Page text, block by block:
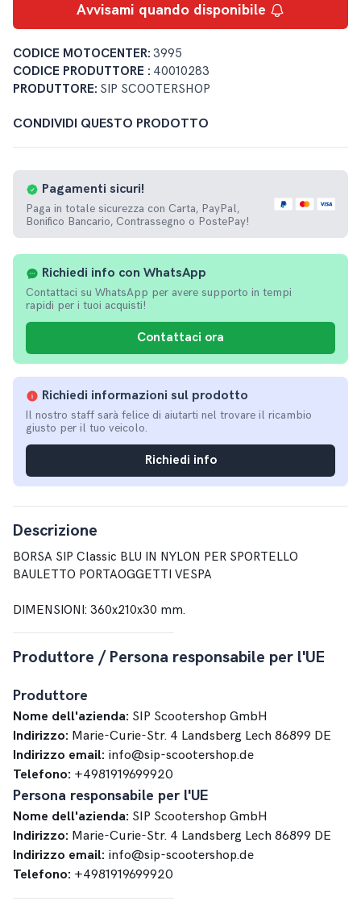
Avvisami quando disponibile
CODICE MOTOCENTER: 3995
CODICE PRODUTTORE : 40010283
PRODUTTORE: SIP SCOOTERSHOP
CONDIVIDI QUESTO PRODOTTO
Richiedi informazioni sul prodotto
Il nostro staff sarà felice di aiutarti nel trovare il ricambio
giusto per il tuo veicolo.
Richiedi info
Richiedi info con WhatsApp
Contattaci su WhatsApp per avere supporto in tempi
rapidi per i tuoi acquisti!
Contattaci ora
Pagamenti sicuri!
Paga in totale sicurezza con Carta, PayPal,
Bonifico Bancario, Contrassegno o PostePay!
Descrizione
BORSA SIP Classic BLU IN NYLON PER SPORTELLO
BAULETTO PORTAOGGETTI VESPA
DIMENSIONI: 360x210x30 mm.
Produttore / Persona responsabile per l'UE
Produttore
Nome dell'azienda: SIP Scootershop GmbH
Indirizzo: Marie-Curie-Str. 4 Landsberg Lech 86899 DE
Indirizzo email: info@sip-scootershop.de
Telefono: +4981919699920
Persona responsabile per l'UE
Nome dell'azienda: SIP Scootershop GmbH
Indirizzo: Marie-Curie-Str. 4 Landsberg Lech 86899 DE
Indirizzo email: info@sip-scootershop.de
Telefono: +4981919699920